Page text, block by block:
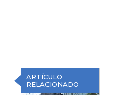
ARTÍCULO
RELACIONADO